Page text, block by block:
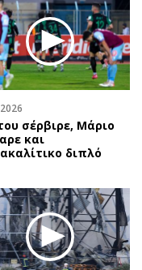
σέρβιρε, Μάριο
και
διπλό